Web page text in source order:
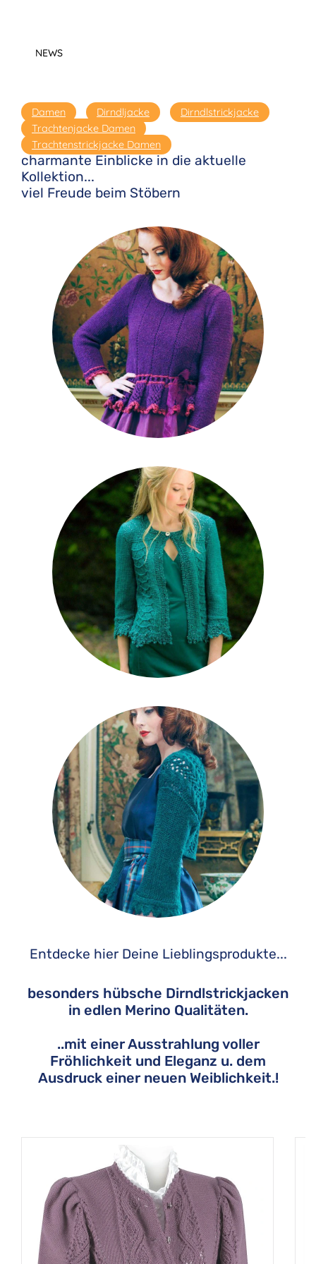
NEWS
Damen Dirndljacke
Dirndlstrickjacke
Trachtenjacke Damen
Trachtenstrickjacke Damen
charmante Einblicke in die aktuelle
Kollektion...
viel Freude beim Stöbern
Entdecke hier Deine Lieblingsprodukte...
besonders hübsche Dirndlstrickjacken
in edlen Merino Qualitäten.
..mit einer Ausstrahlung voller
Fröhlichkeit und Eleganz u. dem
Ausdruck einer neuen Weiblichkeit.!
Produktgalerie überspringen